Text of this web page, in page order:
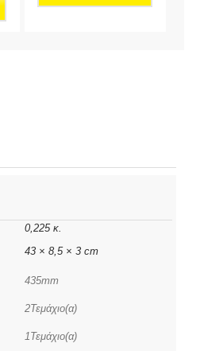
0,225 κ.
43 × 8,5 × 3 cm
435mm
2Τεμάχιο(α)
1Τεμάχιο(α)